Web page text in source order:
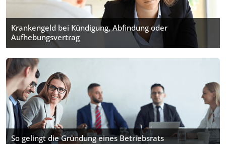
Krankengeld bei Kündigung, Abfindung oder
Aufhebungsvertrag
So gelingt die Gründung eines Betriebsrats